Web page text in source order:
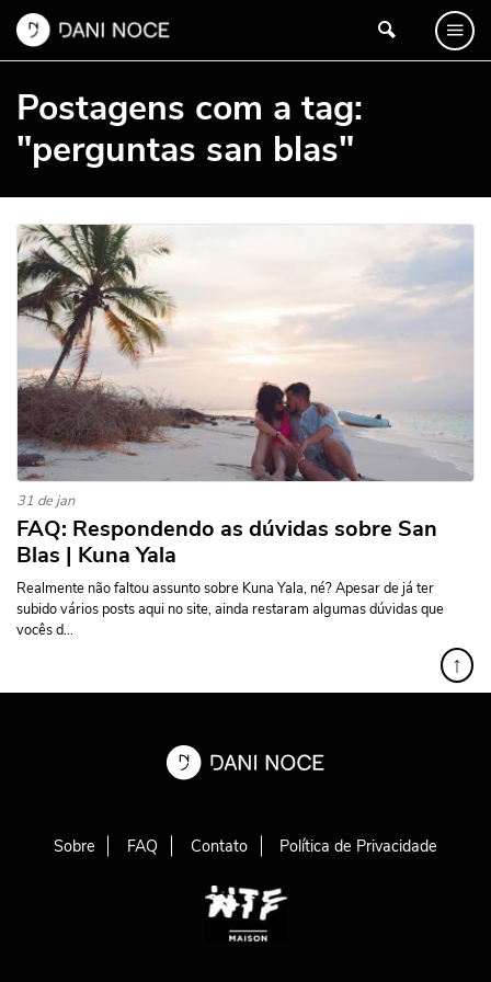
Postagens com a tag:
"perguntas san blas"
31 de jan
FAQ: Respondendo as dúvidas sobre San
Blas | Kuna Yala
Realmente não faltou assunto sobre Kuna Yala, né? Apesar de já ter
subido vários posts aqui no site, ainda restaram algumas dúvidas que
vocês d...
↑
Sobre FAQ Contato Política de Privacidade